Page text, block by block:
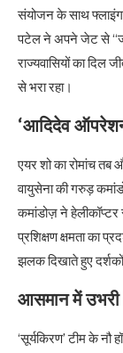
संयोजन के साथ फ्लाइंग
पटेल ने अपने जेट से “जय
राज्यवासियों का दिल
से भरा रहा।
‘आदिदेव
एयर शो का रोमांच तब
वायुसेना की गरुड़
कमांडोज़ ने
प्रशिक्षण क्षमता का
झलक दिखाते हुए दर्शकों
आसमान में
‘सूर्यकिरण’ टीम के नौ